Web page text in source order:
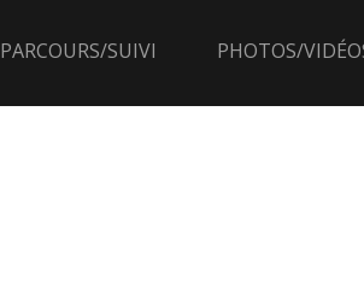
PARCOURS/SUIVI PHOTOS/